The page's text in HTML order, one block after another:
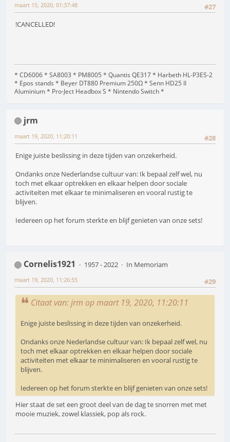
#27
maart 15, 2020, 01:37:48
!CANCELLED!
* CD6006 * SA8003 * PM8005 * Quantis QE317 * Harbeth HL-P3ES-2
* Epos stands * Beyer DT880 Premium 250Ω * Senn HD25 II
Aluminium * Pro-Ject Headbox S * Nintendo Switch *
jrm
#28
maart 19, 2020, 11:20:11
Enige juiste beslissing in deze tijden van onzekerheid.
Ondanks onze Nederlandse cultuur van: Ik bepaal zelf wel, nu
toch met elkaar optrekken en elkaar helpen door sociale
activiteiten met elkaar te minimaliseren en vooral rustig te
blijven.
Iedereen op het forum sterkte en blijf genieten van onze sets!
Cornelis1921 1957 - 2022
In Memoriam
#29
maart 19, 2020, 11:26:55
Citaat van: jrm op maart 19, 2020, 11:20:11
Enige juiste beslissing in deze tijden van onzekerheid.
Ondanks onze Nederlandse cultuur van: Ik bepaal zelf wel, nu
toch met elkaar optrekken en elkaar helpen door sociale
activiteiten met elkaar te minimaliseren en vooral rustig te
blijven.
Iedereen op het forum sterkte en blijf genieten van onze sets!
Hier staat de set een groot deel van de dag te snorren met met
mooie muziek, zowel klassiek, pop als rock.